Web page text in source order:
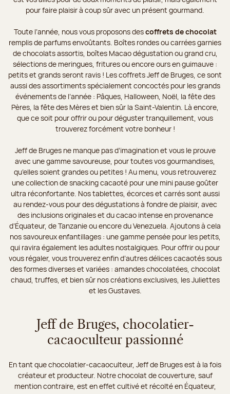
pour faire plaisir à coup sûr avec un présent gourmand.
Toute l’année, nous vous proposons descoffrets de chocolat
remplis de parfums envoûtants. Boîtes rondes ou carrées garnies
de chocolats assortis, boîtes Macao dégustation ou grand cru,
sélections de meringues, fritures ou encore ours en guimauve :
petits et grands seront ravis ! Les coffrets Jeff de Bruges, ce sont
aussi des assortiments spécialement concoctés pour les grands
événements de l’année : Pâques, Halloween, Noël, la fête des
Pères, la fête des Mères et bien sûr la Saint-Valentin. Là encore,
que ce soit pour offrir ou pour déguster tranquillement, vous
trouverez forcément votre bonheur !
Jeff de Bruges ne manque pas d’imagination et vous le prouve
avec une gamme savoureuse, pour toutes vos gourmandises,
qu’elles soient grandes ou petites ! Au menu, vous retrouverez
une collection de snacking cacaoté pour une mini pause goûter
ultra réconfortante. Nos tablettes, écorces et carrés sont aussi
au rendez-vous pour des dégustations à fondre de plaisir, avec
des inclusions originales et du cacao intense en provenance
d’Équateur, de Tanzanie ou encore du Venezuela. Ajoutons à cela
nos savoureux enfantillages : une gamme pensée pour les petits,
qui ravira également les adultes nostalgiques. Pour offrir ou pour
vous régaler, vous trouverez enfin d’autres délices cacaotés sous
des formes diverses et variées : amandes chocolatées, chocolat
chaud, truffes, et bien sûr nos créations exclusives, les Juliettes
et les Gustaves.
Jeff de Bruges, chocolatier-
cacaoculteur passionné
En tant que chocolatier-cacaoculteur, Jeff de Bruges est à la fois
créateur et producteur. Notre chocolat de couverture, sauf
mention contraire, est en effet cultivé et récolté en Équateur,